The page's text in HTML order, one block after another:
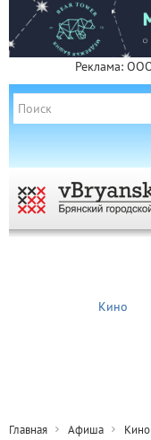
Реклама:
Кино
Главная Афиша Кино